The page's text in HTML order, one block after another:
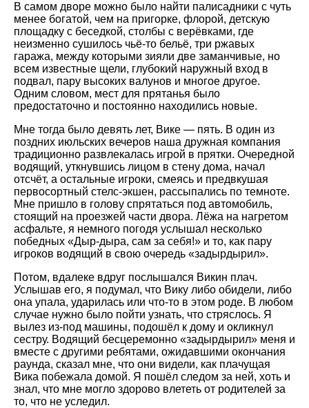
В самом дворе можно было найти палисадники с чуть
менее богатой, чем на пригорке, флорой, детскую
площадку с беседкой, столбы с верёвками, где
неизменно сушилось чьё-то бельё, три ржавых
гаража, между которыми зияли две заманчивые, но
всем известные щели, глубокий наружный вход в
подвал, пару высоких валунов и многое другое.
Одним словом, мест для прятанья было
предостаточно и постоянно находились новые.
Мне тогда было девять лет, Вике — пять. В один из
поздних июльских вечеров наша дружная компания
традиционно развлекалась игрой в прятки. Очередной
водящий, уткнувшись лицом в стену дома, начал
отсчёт, а остальные игроки, смеясь и предвкушая
первосортный стелс-экшен, рассыпались по темноте.
Мне пришло в голову спрятаться под автомобиль,
стоящий на проезжей части двора. Лёжа на нагретом
асфальте, я немного погодя услышал несколько
победных «Дыр-дыра, сам за себя!» и то, как пару
игроков водящий в свою очередь «задырдырил».
Потом, вдалеке вдруг послышался Викин плач.
Услышав его, я подумал, что Вику либо обидели, либо
она упала, ударилась или что-то в этом роде. В любом
случае нужно было пойти узнать, что стряслось. Я
вылез из-под машины, подошёл к дому и окликнул
сестру. Водящий бесцеремонно «задырдырил» меня и
вместе с другими ребятами, ожидавшими окончания
раунда, сказал мне, что они видели, как плачущая
Вика побежала домой. Я пошёл следом за ней, хоть и
знал, что мне могло здорово влететь от родителей за
то, что не уследил.